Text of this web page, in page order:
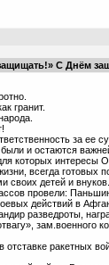
С Днём
гранит.
за ее
и остаются
которых интересы
всегда готовых
своих детей и внуков.
провели:
действий в
разведроты,
зам.военного
ракетных